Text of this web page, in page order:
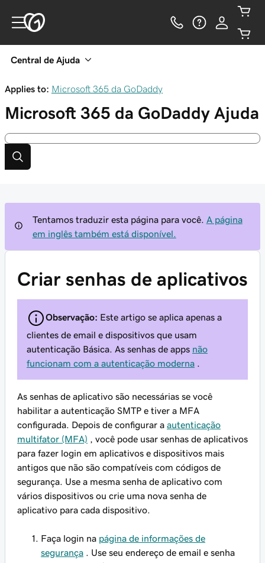
Central de Ajuda
Applies to: Microsoft 365 da GoDaddy
Microsoft 365 da GoDaddy Ajuda
Tentamos traduzir esta página para você.
A página
em inglês também está disponível.
Criar senhas de aplicativos
Observação: Este artigo se aplica apenas a
clientes de email e dispositivos que usam
autenticação Básica. As senhas de apps não
funcionam com a autenticação moderna
As senhas de aplicativo são necessárias se você
habilitar a autenticação SMTP e tiver a MFA
configurada. Depois de configurar a autenticação
multifator (MFA) , você pode usar senhas de aplicativos
para fazer login em aplicativos e dispositivos mais
antigos que não são compatíveis com códigos de
segurança. Use a mesma senha de aplicativo com
vários dispositivos ou crie uma nova senha de
aplicativo para cada dispositivo.
Faça login na página de informações de
segurança . Use seu endereço de email e senha